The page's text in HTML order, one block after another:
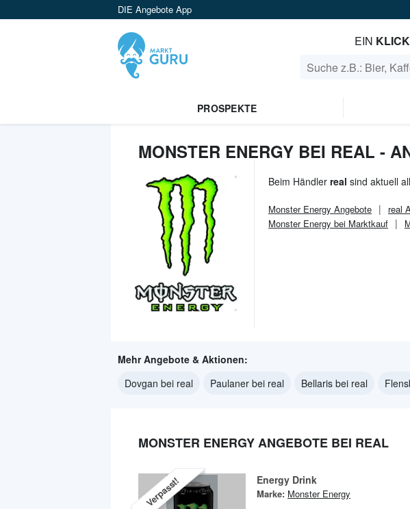
DIE Angebote App
EIN KLICK
PROSPEKTE
MONSTER ENERGY BEI REAL -
Beim Händler real sind aktuell
Monster Energy Angebote real
Monster Energy bei Marktkauf
Mehr Angebote & Aktionen:
Dovgan bei real
Paulaner bei real Bellaris bei real
MONSTER ENERGY ANGEBOTE BEI REAL
Verpasst! Energy Drink
Marke: Monster Energy